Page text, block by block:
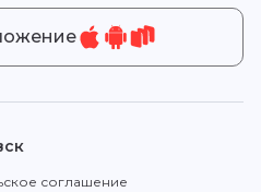
соглашение